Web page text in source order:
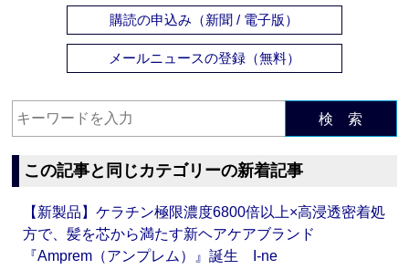
購読の申込み（新聞 / 電子版）
メールニュースの登録（無料）
検 索
この記事と同じカテゴリーの新着記事
【新製品】ケラチン極限濃度6800倍以上×高浸透密着処
方で、髪を芯から満たす新ヘアケアブランド
『Amprem（アンプレム）』誕生 I-ne